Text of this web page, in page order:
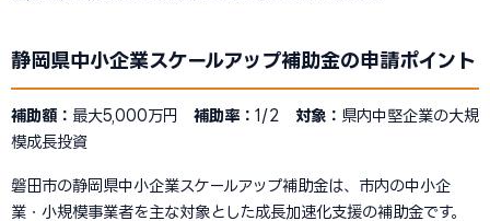
静岡県中小企業スケールアップ補助金の申請ポイント
補助額： 最大5,000万円 補助率： 1/2 対象： 県内中堅企業の大規
模成長投資
磐田市の静岡県中小企業スケールアップ補助金は、市内の中小企
業・小規模事業者を主な対象とした成長加速化支援の補助金です。